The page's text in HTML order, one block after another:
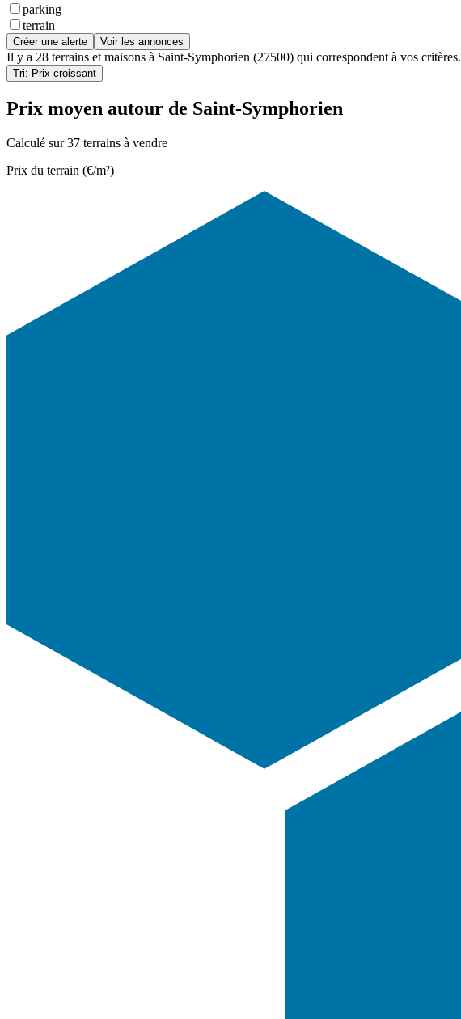
parking
terrain
Créer une alerte Voir les annonces
Il y a 28 terrains et maisons à Saint-Symphorien (27500) qui correspondent à vos critères.
Tri: Prix croissant
Prix moyen autour de Saint-Symphorien
Calculé sur 37 terrains à vendre
Prix du terrain (€/m²)